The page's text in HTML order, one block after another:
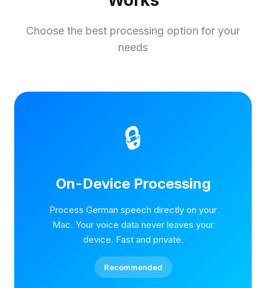
Choose the best processing option for your
needs
🔒
On-Device Processing
Process German speech directly on your
Mac. Your voice data never leaves your
device. Fast and private.
Recommended